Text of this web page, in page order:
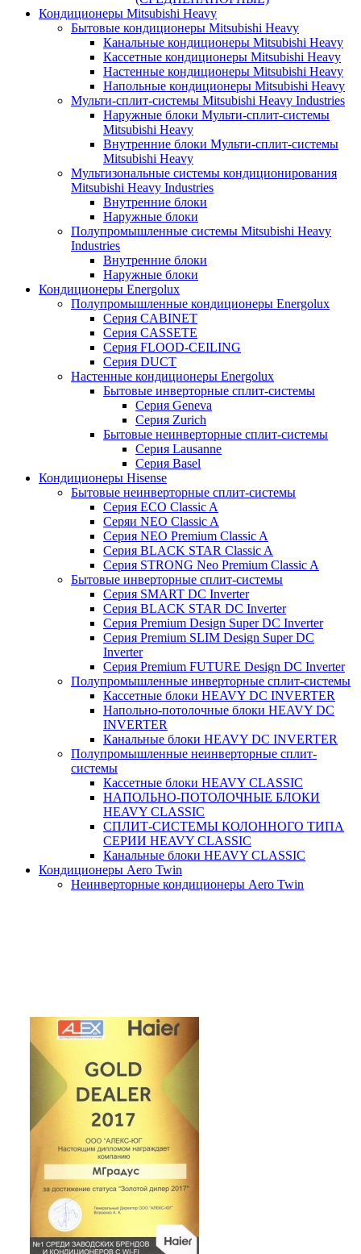
Кондиционеры Mitsubishi Heavy
Бытовые кондиционеры Mitsubishi Heavy
Канальные кондиционеры Mitsubishi Heavy
Кассетные кондиционеры Mitsubishi Heavy
Настенные кондиционеры Mitsubishi Heavy
Напольные кондиционеры Mitsubishi Heavy
Мульти-сплит-системы Mitsubishi Heavy Industries
Наружные блоки Мульти-сплит-системы
Mitsubishi Heavy
Внутренние блоки Мульти-сплит-системы
Mitsubishi Heavy
Мультизональные системы кондиционирования
Mitsubishi Heavy Industries
Внутренние блоки
Наружные блоки
Полупромышленные системы Mitsubishi Heavy
Industries
Внутренние блоки
Наружные блоки
Кондиционеры Energolux
Полупромышленные кондиционеры Energolux
Серия CABINET
Серия CASSETE
Серия FLOOD-CEILING
Серия DUCT
Настенные кондиционеры Energolux
Бытовые инверторные сплит-системы
Серия Geneva
Серия Zurich
Бытовые неинверторные сплит-системы
Серия Lausanne
Серия Basel
Кондиционеры Hisense
Бытовые неинверторные сплит-системы
Серия ECO Classic A
Серяи NEO Classic A
Серия NEO Premium Classic A
Серия BLACK STAR Classic A
Серия STRONG Neo Premium Classic A
Бытовые инверторные сплит-системы
Серия SMART DC Inverter
Серия BLACK STAR DC Inverter
Серия Premium Design Super DC Inverter
Серия Premium SLIM Design Super DC
Inverter
Серия Premium FUTURE Design DC Inverter
Полупромышленные инверторные сплит-системы
Кассетные блоки HEAVY DC INVERTER
Напольно-потолочные блоки HEAVY DC
INVERTER
Канальные блоки HEAVY DC INVERTER
Полупромышленные неинверторные сплит-
системы
Кассетные блоки HEAVY CLASSIC
НАПОЛЬНО-ПОТОЛОЧНЫЕ БЛОКИ
HEAVY CLASSIC
СПЛИТ-СИСТЕМЫ КОЛОННОГО ТИПА
СЕРИИ HEAVY CLASSIC
Канальные блоки HEAVY CLASSIC
Кондиционеры Aero Twin
Неинверторные кондиционеры Aero Twin